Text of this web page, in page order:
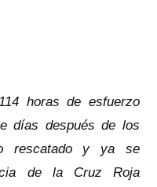
horas de esfuerzo
días después de los
rescatado y ya se
de la Cruz Roja